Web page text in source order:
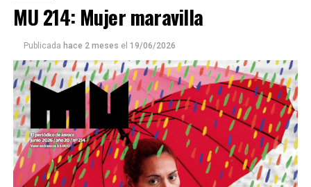
Este número 215 de MU ☝️viene con doble tapa, que
podría ser una frase:
Sin chamuyo, a remarla.
MU 214: Mujer maravilla
Publicada hace 2 meses el 19/06/2026